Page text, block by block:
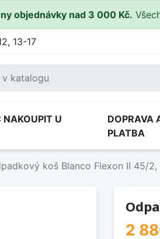
objednávky nad 3 000 Kč.
13-17
NAKOUPIT U
DOPRAVA
PLATBA
koš Blanco Flexon II 45/
2